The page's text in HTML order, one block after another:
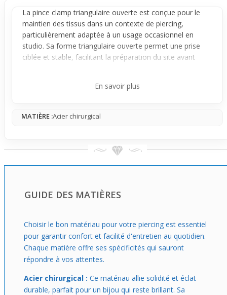
La pince clamp triangulaire ouverte est conçue pour le
maintien des tissus dans un contexte de piercing,
particulièrement adaptée à un usage occasionnel en
studio. Sa forme triangulaire ouverte permet une prise
ciblée et stable, facilitant la préparation du site avant
Elle intervient principalement pendant la manipulation du
ouverte, en acier chirurgical, assure un maintien
Utilisée à la main, la pince améliore le contrôle et la
stabilité du tissu, rendant les gestes du perceur plus sûrs
manipulation, limitant toute tension excessive, et
améliorant ainsi la qualité générale de l'intervention en
En savoir plus
MATIÈRE :Acier chirurgical
GUIDE DES MATIÈRES
Choisir le bon matériau pour votre piercing est essentiel
pour garantir confort et facilité d'entretien au quotidien.
Chaque matière offre ses spécificités qui sauront
répondre à vos attentes.
Acier chirurgical : Ce matériau allie solidité et éclat
durable, parfait pour un bijou qui reste brillant. Sa